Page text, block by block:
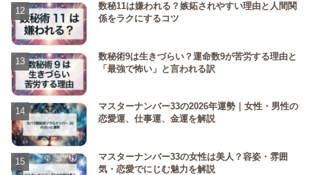
数秘11は嫌われる？嫉妬されやすい理由と人間関
係をラクにするコツ
数秘術9は生きづらい？運命数9が苦労する理由と
「最強で怖い」と言われる訳
マスターナンバー33の2026年運勢｜女性・男性の
恋愛運、仕事運、金運を解説
マスターナンバー33の女性は美人？容姿・雰囲
気・恋愛でにじむ魅力を解説